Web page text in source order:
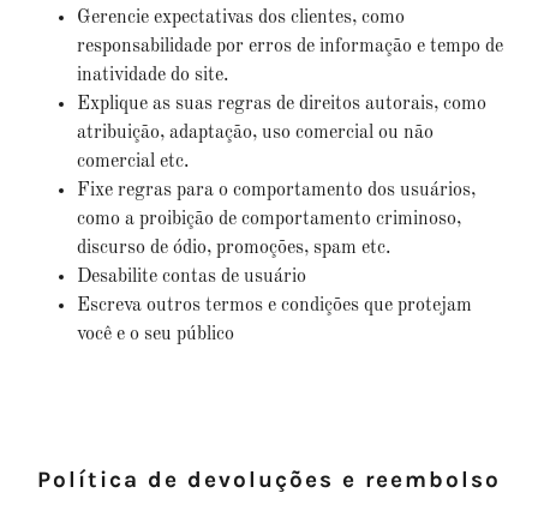
Gerencie expectativas dos clientes, como
responsabilidade por erros de informação e tempo de
inatividade do site.
Explique as suas regras de direitos autorais, como
atribuição, adaptação, uso comercial ou não
comercial etc.
Fixe regras para o comportamento dos usuários,
como a proibição de comportamento criminoso,
discurso de ódio, promoções, spam etc.
Desabilite contas de usuário
Escreva outros termos e condições que protejam
você e o seu público
Política de devoluções e reembolso